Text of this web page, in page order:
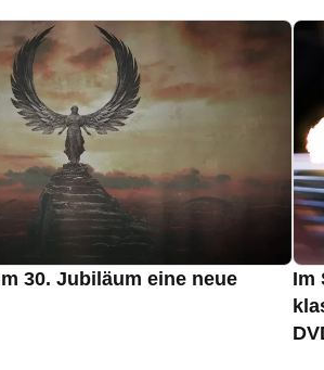
30. Jubiläum eine neue
Im